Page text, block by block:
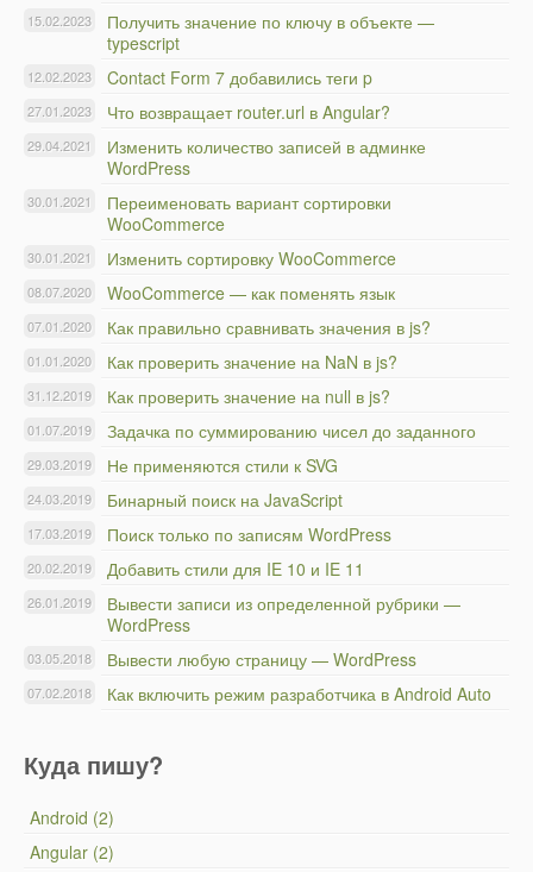
Получить значение по ключу в объекте —
typescript
15.02.2023
Contact Form 7 добавились теги p
12.02.2023
Что возвращает router.url в Angular?
27.01.2023
Изменить количество записей в админке
WordPress
29.04.2021
Переименовать вариант сортировки
WooCommerce
30.01.2021
Изменить сортировку WooCommerce
30.01.2021
WooCommerce — как поменять язык
08.07.2020
Как правильно сравнивать значения в js?
07.01.2020
Как проверить значение на NaN в js?
01.01.2020
Как проверить значение на null в js?
31.12.2019
Задачка по суммированию чисел до заданного
01.07.2019
Не применяются стили к SVG
29.03.2019
Бинарный поиск на JavaScript
24.03.2019
Поиск только по записям WordPress
17.03.2019
Добавить стили для IE 10 и IE 11
20.02.2019
Вывести записи из определенной рубрики —
WordPress
26.01.2019
Вывести любую страницу — WordPress
03.05.2018
Как включить режим разработчика в Android Auto
07.02.2018
Куда пишу?
Android (2)
Angular (2)